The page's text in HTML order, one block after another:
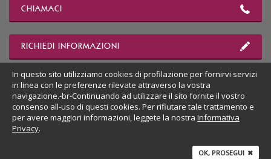
CHIAMACI
RICHIEDI INFORMAZIONI
MOSTRA POSIZIONE
VAI AL SITO DESKTOP
In questo sito utilizziamo cookies di profilazione per fornirvi servizi
in linea con le preferenze rilevate attraverso la vostra
navigazione.-br-Continuando ad utilizzare il sito fornite il vostro
consenso all-uso di questi cookies. Per rifiutare tale trattamento e
per avere maggiori informazioni, leggete la nostra Informativa
Privacy.
OK, PROSEGUI ✖